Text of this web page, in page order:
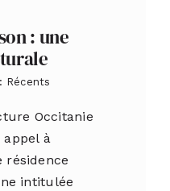
: une
Récents
Occitanie
à
résidence
intitulée